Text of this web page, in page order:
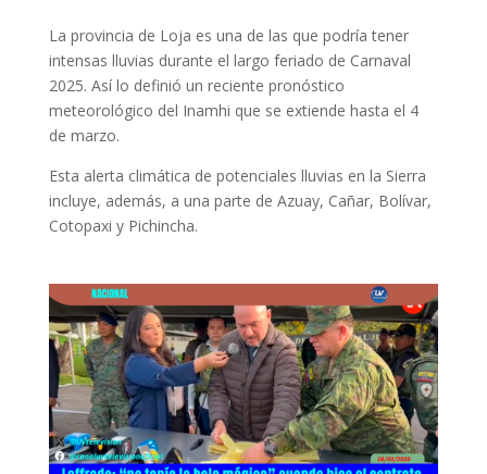
La provincia de Loja es una de las que podría tener
intensas lluvias durante el largo feriado de Carnaval
2025. Así lo definió un reciente pronóstico
meteorológico del Inamhi que se extiende hasta el 4
de marzo.
Esta alerta climática de potenciales lluvias en la Sierra
incluye, además, a una parte de Azuay, Cañar, Bolívar,
Cotopaxi y Pichincha.